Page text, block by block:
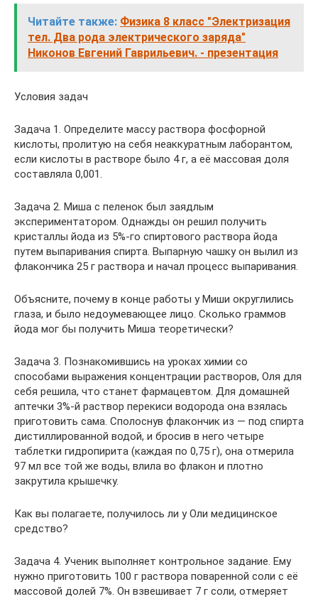
Читайте также: Физика 8 класс "Электризация
тел. Два рода электрического заряда"
Никонов Евгений Гаврильевич. - презентация
Условия задач
Задача 1. Определите массу раствора фосфорной
кислоты, пролитую на себя неаккуратным лаборантом,
если кислоты в растворе было 4 г, а её массовая доля
составляла 0,001.
Задача 2. Миша с пеленок был заядлым
экспериментатором. Однажды он решил получить
кристаллы йода из 5%-го спиртового раствора йода
путем выпаривания спирта. Выпарную чашку он вылил из
флакончика 25 г раствора и начал процесс выпаривания.
Объясните, почему в конце работы у Миши округлились
глаза, и было недоумевающее лицо. Сколько граммов
йода мог бы получить Миша теоретически?
Задача 3. Познакомившись на уроках химии со
способами выражения концентрации растворов, Оля для
себя решила, что станет фармацевтом. Для домашней
аптечки 3%-й раствор перекиси водорода она взялась
приготовить сама. Сполоснув флакончик из — под спирта
дистиллированной водой, и бросив в него четыре
таблетки гидропирита (каждая по 0,75 г), она отмерила
97 мл все той же воды, влила во флакон и плотно
закрутила крышечку.
Как вы полагаете, получилось ли у Оли медицинское
средство?
Задача 4. Ученик выполняет контрольное задание. Ему
нужно приготовить 100 г раствора поваренной соли с её
массовой долей 7%. Он взвешивает 7 г соли, отмеряет